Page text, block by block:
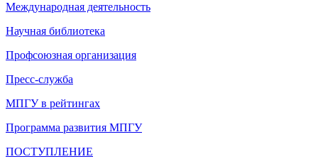
Международная деятельность
Научная библиотека
Профсоюзная организация
Пресс-служба
МПГУ в рейтингах
Программа развития МПГУ
ПОСТУПЛЕНИЕ